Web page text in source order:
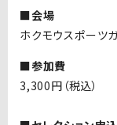
■会場
ホクモウスポーツ
■参加費
3,300円（税込）